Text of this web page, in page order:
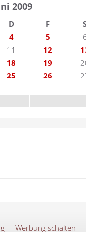
2009
D F
S
4 5
11 12
18 19
25 26
Werbung schalten